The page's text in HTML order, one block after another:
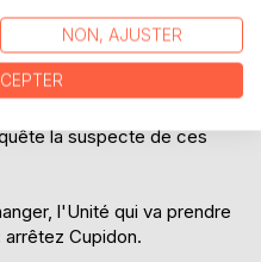
et Angel trouve deux
accompagnés d'un tas
à attendre sa
la suspecte de ces
l'Unité qui va prendre
Cupidon.
NON, AJUSTER